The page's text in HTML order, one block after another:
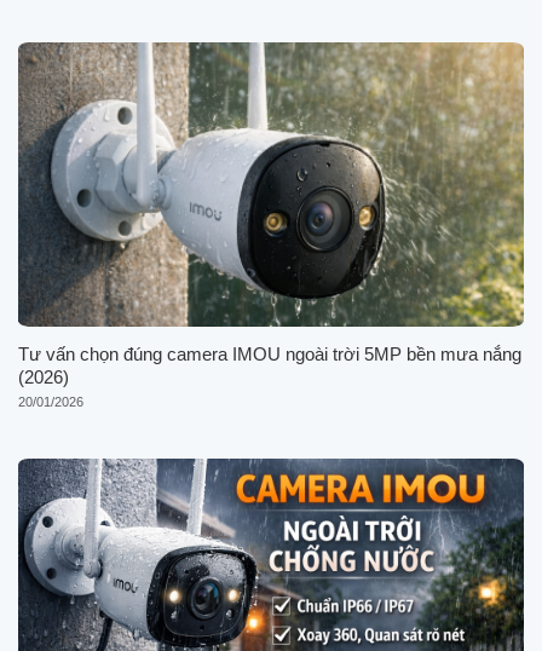
Tư vấn chọn đúng camera IMOU ngoài trời 5MP bền mưa nắng
(2026)
20/01/2026